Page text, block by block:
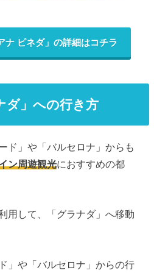
ナ ピネダ」の詳細はコチラ
ダ」への行き方
ド」や「バルセロナ」からも
ン周遊観光におすすめの都
用して、「グラナダ」へ移動
」や「バルセロナ」からの行